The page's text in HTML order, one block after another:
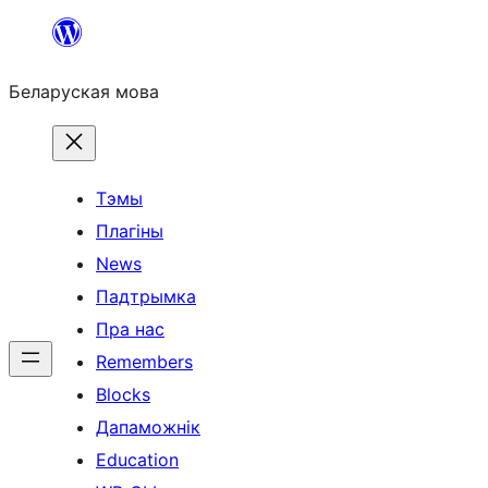
Перайсці
змесціва
Беларуская мова
Тэмы
Плагіны
News
Падтрымка
Пра нас
Remembers
Blocks
Дапаможнік
Education